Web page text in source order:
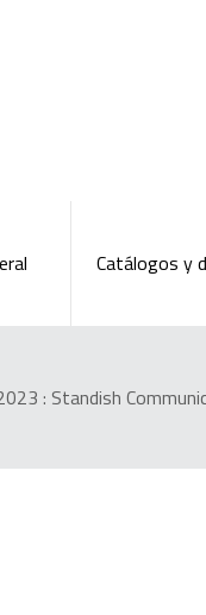
Catálogos y
: Standish